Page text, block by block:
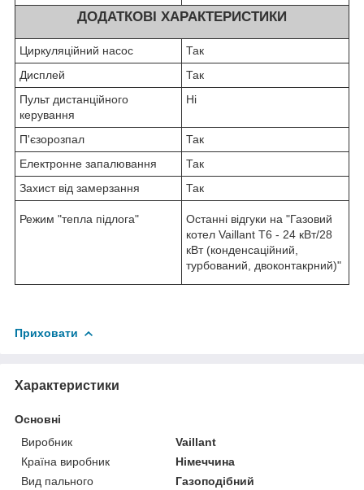
ДОДАТКОВІ ХАРАКТЕРИСТИКИ
Циркуляційний насос
Так
Дисплей
Так
Пульт дистанційного
керування
Ні
П'єзорозпал
Так
Електронне запалювання
Так
Захист від замерзання
Так
Режим "тепла підлога"
Останні відгуки на "Газовий
котел Vaillant T6 - 24 кВт/28
кВт (конденсаційний,
турбований, двоконтакрний)"
Приховати
Характеристики
Основні
Виробник
Vaillant
Країна виробник
Німеччина
Вид пального
Газоподібний